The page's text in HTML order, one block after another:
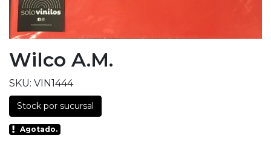
Wilco A.M.
SKU: VIN1444
Stock por sucursal
Agotado.